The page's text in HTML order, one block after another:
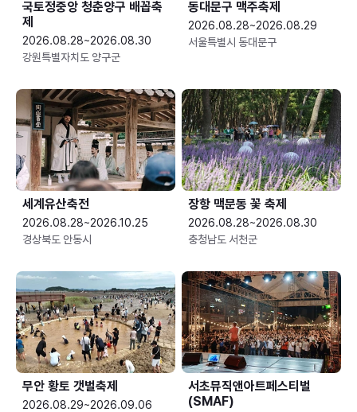
국토정중앙 청춘양구 배꼽축
제
2026.08.28~2026.08.30
강원특별자치도 양구군
동대문구 맥주축제
2026.08.28~2026.08.29
서울특별시 동대문구
세계유산축전
2026.08.28~2026.10.25
경상북도 안동시
장항 맥문동 꽃 축제
2026.08.28~2026.08.30
충청남도 서천군
무안 황토 갯벌축제
2026.08.29~2026.09.06
서초뮤직앤아트페스티벌
(SMAF)